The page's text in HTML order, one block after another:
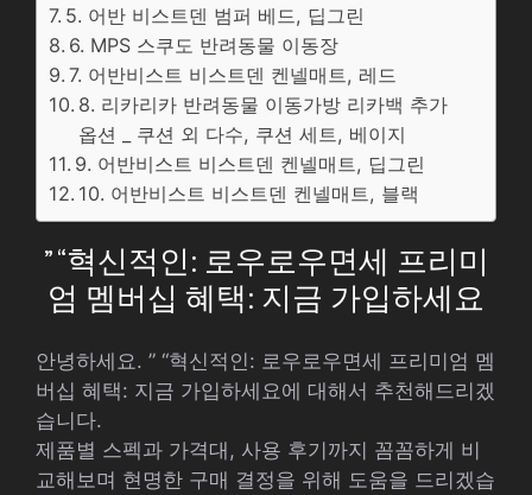
5. 어반 비스트덴 범퍼 베드, 딥그린
6. MPS 스쿠도 반려동물 이동장
7. 어반비스트 비스트덴 켄넬매트, 레드
8. 리카리카 반려동물 이동가방 리카백 추가
옵션 _ 쿠션 외 다수, 쿠션 세트, 베이지
9. 어반비스트 비스트덴 켄넬매트, 딥그린
10. 어반비스트 비스트덴 켄넬매트, 블랙
” “혁신적인: 로우로우면세 프리미
엄 멤버십 혜택: 지금 가입하세요
안녕하세요. ” “혁신적인: 로우로우면세 프리미엄 멤
버십 혜택: 지금 가입하세요에 대해서 추천해드리겠
습니다.
제품별 스펙과 가격대, 사용 후기까지 꼼꼼하게 비
교해보며 현명한 구매 결정을 위해 도움을 드리겠습